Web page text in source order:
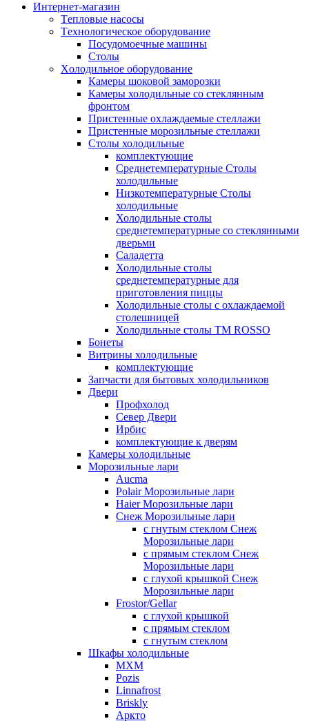
Интернет-магазин
Tепловые насосы
Tехнологическое оборудование
Посудомоечные машины
Столы
Xолодильное оборудование
Камеры шоковой заморозки
Камеры холодильные со стеклянным
фронтом
Пристенные охлаждаемые стеллажи
Пристенные морозильные стеллажи
Столы холодильные
комплектующие
Среднетемпературные Столы
холодильные
Низкотемпературные Столы
холодильные
Холодильные столы
среднетемпературные со стеклянными
дверьми
Саладетта
Холодильные столы
среднетемпературные для
приготовления пиццы
Холодильные столы с охлаждаемой
столешницей
Холодильные столы ТМ ROSSO
Бонеты
Витрины холодильные
комплектующие
Запчасти для бытовых холодильников
Двери
Профхолод
Север Двери
Ирбис
комплектующие к дверям
Камеры холодильные
Морозильные лари
Aucma
Polair Морозильные лари
Haier Морозильные лари
Снеж Морозильные лари
с гнутым стеклом Снеж
Морозильные лари
с прямым стеклом Снеж
Морозильные лари
с глухой крышкой Снеж
Морозильные лари
Frostor/Gellar
с глухой крышкой
с прямым стеклом
с гнутым стеклом
Шкафы холодильные
МХМ
Pozis
Linnafrost
Briskly
Аркто